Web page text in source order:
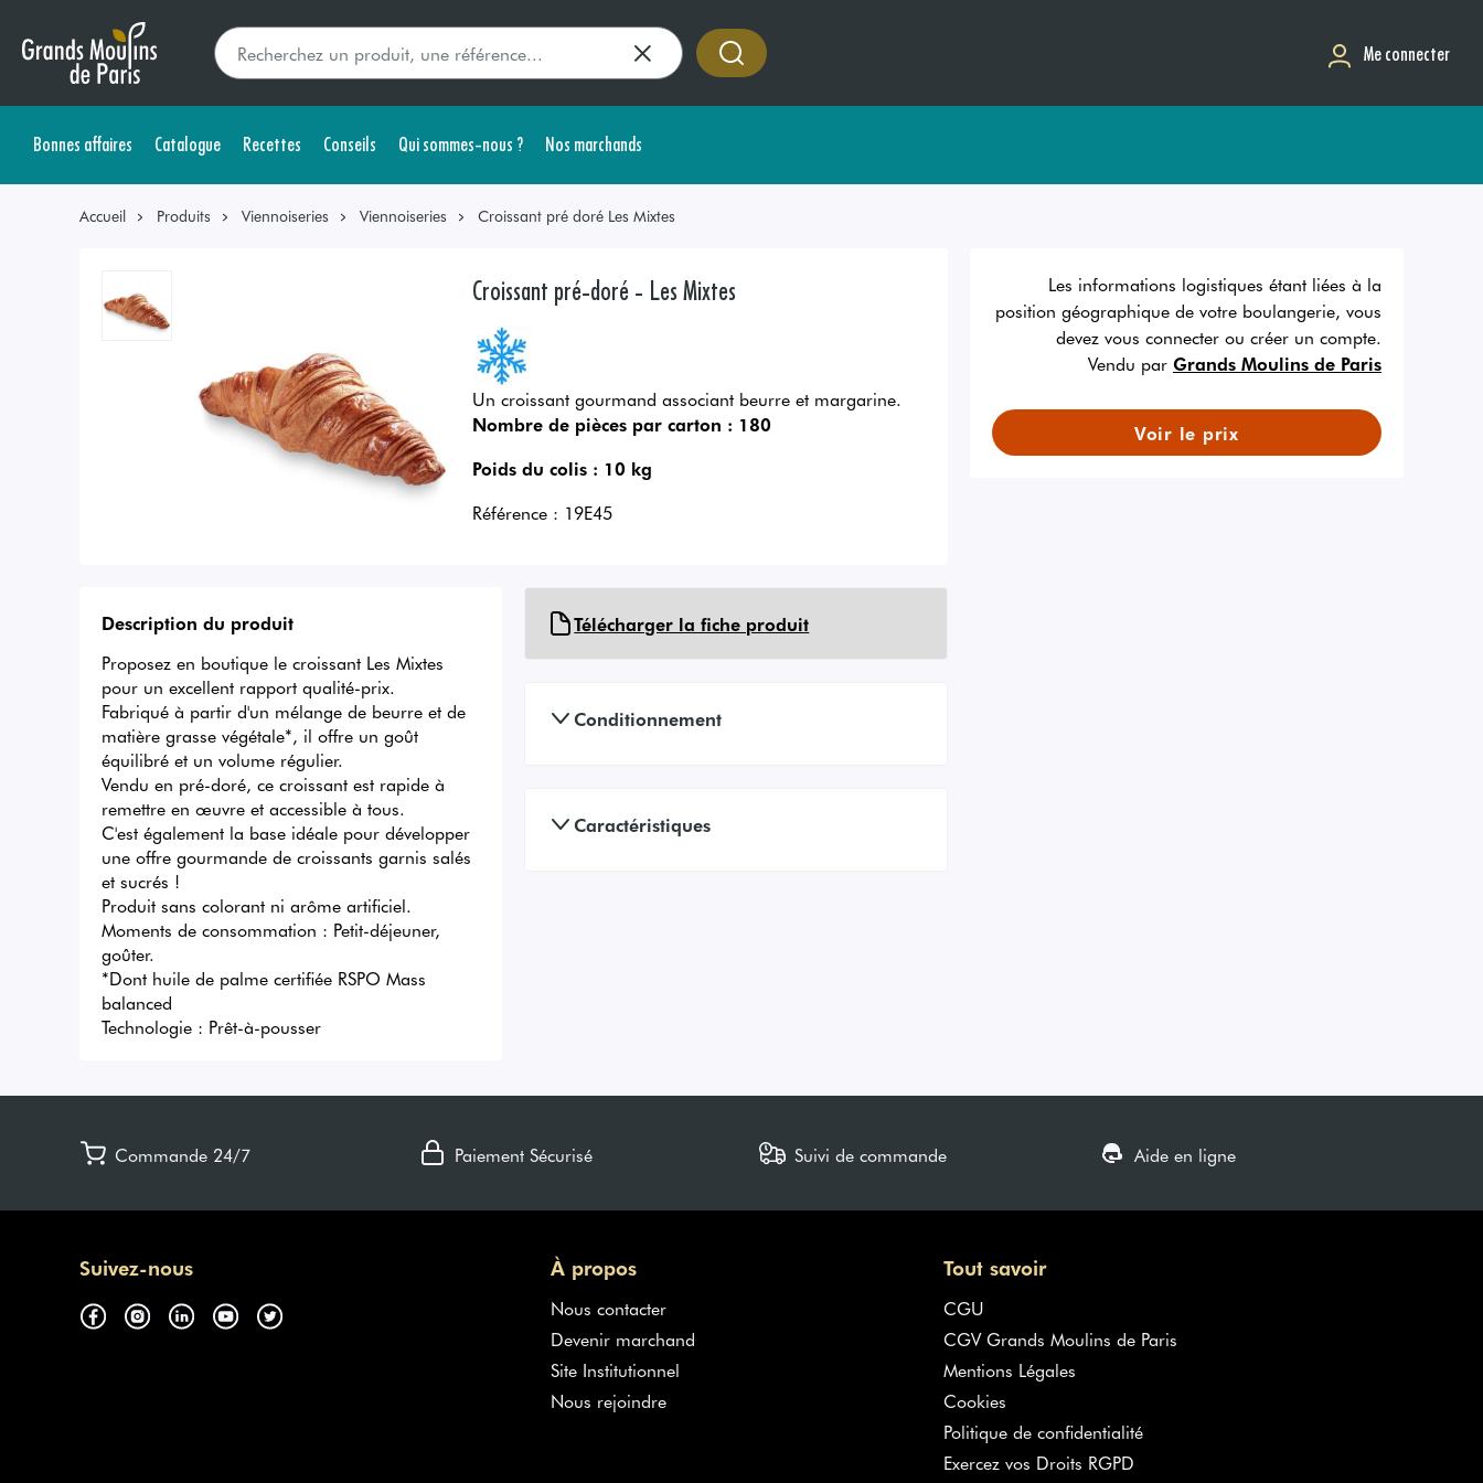
Me connecter
Bonnes affaires Catalogue Recettes Conseils Qui sommes-nous ? Nos marchands
Accueil Produits Viennoiseries Viennoiseries Croissant pré doré Les Mixtes
Croissant pré-doré - Les Mixtes
Un croissant gourmand associant beurre et margarine.
Nombre de pièces par carton : 180
Poids du colis : 10 kg
Référence : 19E45
Les informations logistiques étant liées à la
position géographique de votre boulangerie, vous
devez vous connecter ou créer un compte.
Vendu par Grands Moulins de Paris
Voir le prix
Description du produit
Proposez en boutique le croissant Les Mixtes
pour un excellent rapport qualité-prix.
Fabriqué à partir d'un mélange de beurre et de
matière grasse végétale*, il offre un goût
équilibré et un volume régulier.
Vendu en pré-doré, ce croissant est rapide à
remettre en œuvre et accessible à tous.
C'est également la base idéale pour développer
une offre gourmande de croissants garnis salés
et sucrés !
Produit sans colorant ni arôme artificiel.
Moments de consommation : Petit-déjeuner,
goûter.
*Dont huile de palme certifiée RSPO Mass
balanced
Technologie : Prêt-à-pousser
Télécharger la fiche produit
Conditionnement
Caractéristiques
Commande 24/7 Paiement Sécurisé Suivi de commande Aide en ligne
Suivez-nous À propos
Nous contacter
Devenir marchand
Site Institutionnel
Nous rejoindre
Tout savoir
CGU
CGV Grands Moulins de Paris
Mentions Légales
Cookies
Politique de confidentialité
Exercez vos Droits RGPD